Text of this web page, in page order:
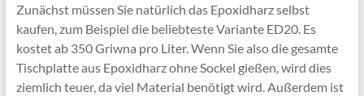
Zunächst müssen Sie natürlich das Epoxidharz selbst
kaufen, zum Beispiel die beliebteste Variante ED20. Es
kostet ab 350 Griwna pro Liter. Wenn Sie also die gesamte
Tischplatte aus Epoxidharz ohne Sockel gießen, wird dies
ziemlich teuer, da viel Material benötigt wird. Außerdem ist